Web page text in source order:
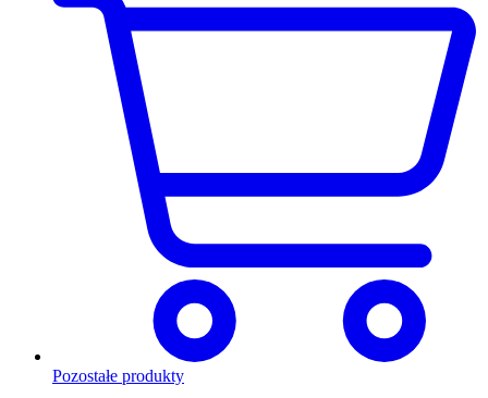
Pozostałe produkty